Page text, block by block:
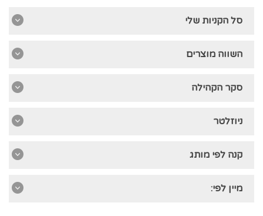
סל הקניות שלי
השווה מוצרים
סקר הקהילה
ניוזלטר
קנה לפי מותג
מיין לפי: